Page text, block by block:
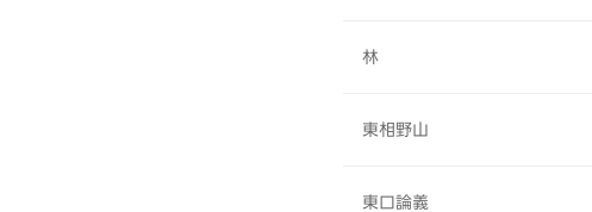
林
東相野山
東口論義